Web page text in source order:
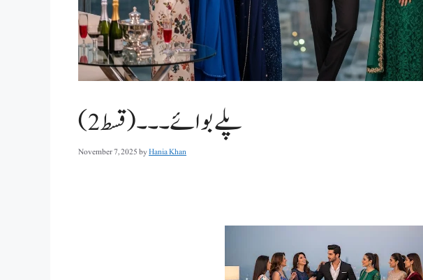
پلے بوائے ۔۔۔(قسط 2)
November 7, 2025byHania Khan